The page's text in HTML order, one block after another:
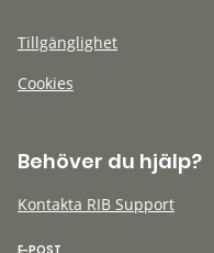
Tillgänglighet
Cookies
Behöver du hjälp?
Kontakta RIB Support